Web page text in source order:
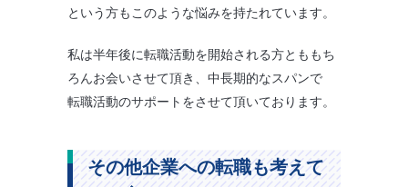
という方もこのような悩みを持たれています。
私は半年後に転職活動を開始される方とももち
ろんお会いさせて頂き、中長期的なスパンで
転職活動のサポートをさせて頂いております。
その他企業への転職も考えて